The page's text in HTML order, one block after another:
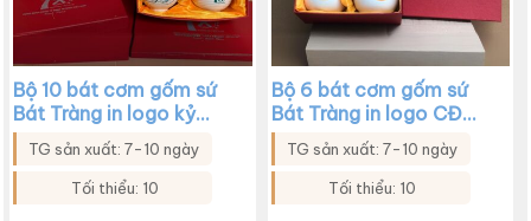
Bộ 10 bát cơm gốm sứ
Bát Tràng in logo kỷ
niệm 10 năm thành lập
Công đoàn Công ty
TNHH Yotsugi Việt Nam
màu trắng họa tiết hoa
TG sản xuất: 7-10 ngày
Tối thiểu: 10
Bộ 6 bát cơm gốm sứ
Bát Tràng in logo CĐ
Công ty CPTP Richy
Miền Bắc màu trắng
XG-BC26
TG sản xuất: 7-10 ngày
Tối thiểu: 10